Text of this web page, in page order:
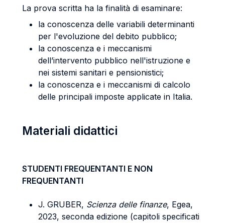
La prova scritta ha la finalità di esaminare:
la conoscenza delle variabili determinanti
per l'evoluzione del debito pubblico;
la conoscenza e i meccanismi
dell’intervento pubblico nell'istruzione e
nei sistemi sanitari e pensionistici;
la conoscenza e i meccanismi di calcolo
delle principali imposte applicate in Italia.
Materiali didattici
STUDENTI FREQUENTANTI E NON
FREQUENTANTI
J. GRUBER, Scienza delle finanze, Egea,
2023, seconda edizione (capitoli specificati